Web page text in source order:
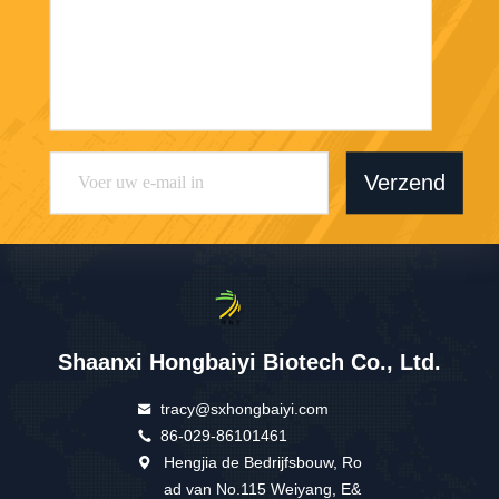
Verzend
Shaanxi Hongbaiyi Biotech Co., Ltd.
tracy@sxhongbaiyi.com
86-029-86101461
Hengjia de Bedrijfsbouw, Ro
ad van No.115 Weiyang, E&